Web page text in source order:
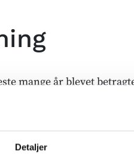
Detaljer
mange år blevet
oplever symptomer
viser, at omkring 370.000